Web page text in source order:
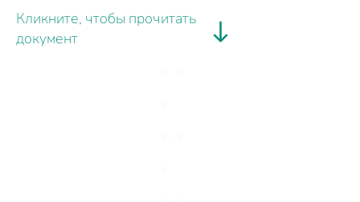
Кликните, чтобы прочитать
документ